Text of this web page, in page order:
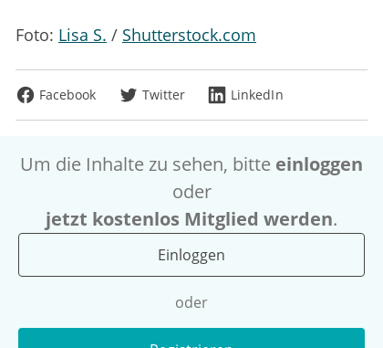
Foto: Lisa S. / Shutterstock.com
Facebook Twitter LinkedIn
Um die Inhalte zu sehen, bitte einloggen
oder
jetzt kostenlos Mitglied werden.
Einloggen
oder